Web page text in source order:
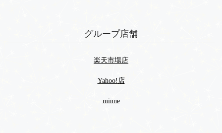
グループ店舗
楽天市場店
Yahoo!店
minne